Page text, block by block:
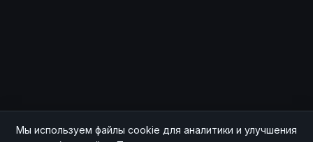
Мы используем файлы cookie для аналитики и улучшения